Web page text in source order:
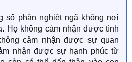
số phận nghiệt ngã không nơi
Họ không cảm nhận được tình
cảm nhận được sự quan
nhận được sự hạnh phúc từ